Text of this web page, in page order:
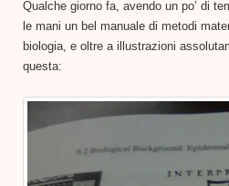
Qualche giorno fa, avendo un po’ di
le mani un bel manuale di metodi
biologia, e oltre a illustrazioni
questa: